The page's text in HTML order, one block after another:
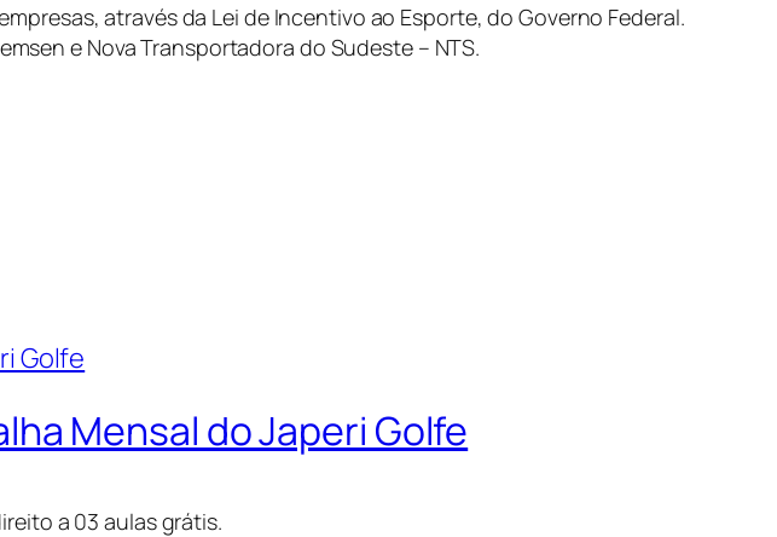
através da Lei de Incentivo ao Esporte, do Governo Federal.
e Nova Transportadora do Sudeste – NTS.
Mensal do Japeri Golfe
a 03 aulas grátis.